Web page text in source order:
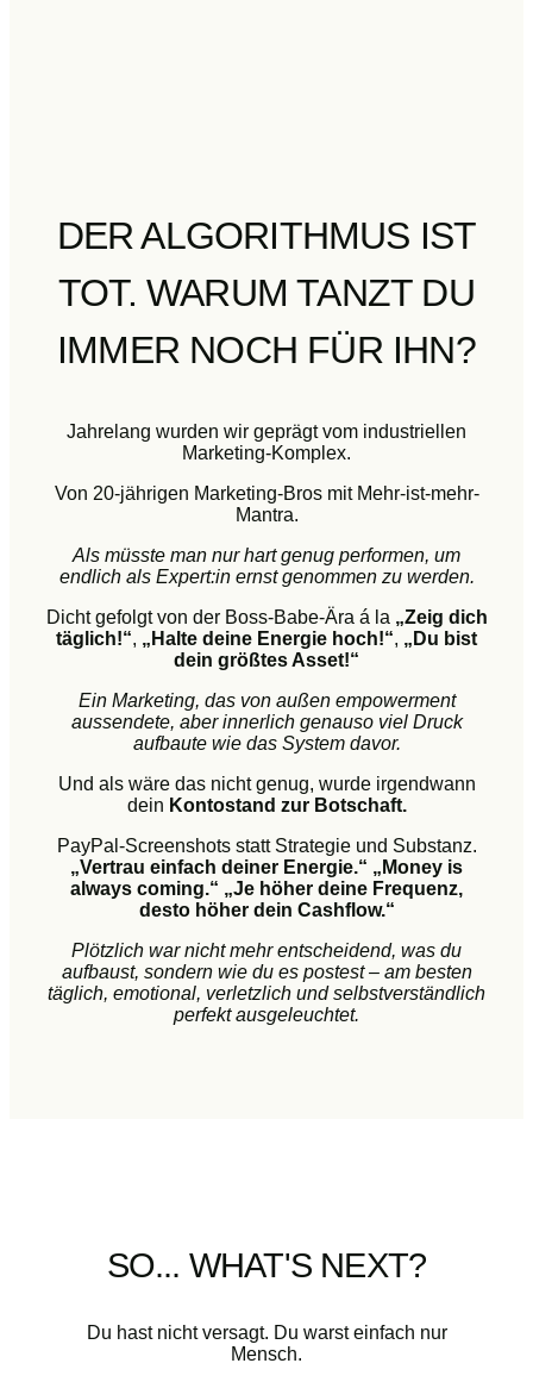
DER ALGORITHMUS IST
TOT. WARUM TANZT DU
IMMER NOCH FÜR IHN?
Jahrelang wurden wir geprägt vom industriellen
Marketing-Komplex.
Von 20-jährigen Marketing-Bros mit Mehr-ist-mehr-
Mantra.
Als müsste man nur hart genug performen, um
endlich als Expert:in ernst genommen zu werden.
Dicht gefolgt von der Boss-Babe-Ära á la „Zeig dich
täglich!“, „Halte deine Energie hoch!“, „Du bist
dein größtes Asset!“
Ein Marketing, das von außen empowerment
aussendete, aber innerlich genauso viel Druck
aufbaute wie das System davor.
Und als wäre das nicht genug, wurde irgendwann
dein Kontostand zur Botschaft.
PayPal-Screenshots statt Strategie und Substanz.
„Vertrau einfach deiner Energie.“ „Money is
always coming.“ „Je höher deine Frequenz,
desto höher dein Cashflow.“
Plötzlich war nicht mehr entscheidend, was du
aufbaust, sondern wie du es postest – am besten
täglich, emotional, verletzlich und selbstverständlich
perfekt ausgeleuchtet.
SO... WHAT'S NEXT?
Du hast nicht versagt. Du warst einfach nur
Mensch.